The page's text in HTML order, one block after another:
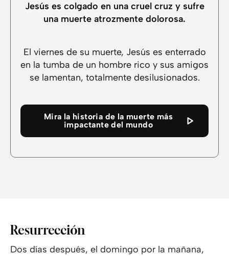
Jesús es colgado en una cruel cruz y sufre
una muerte atrozmente dolorosa.
El viernes de su muerte, Jesús es enterrado
en la tumba de un hombre rico y sus amigos
se lamentan, totalmente desilusionados.
Mira la historia de la muerte más
impactante del mundo
Resurrección
Dos días después, el domingo por la mañana,